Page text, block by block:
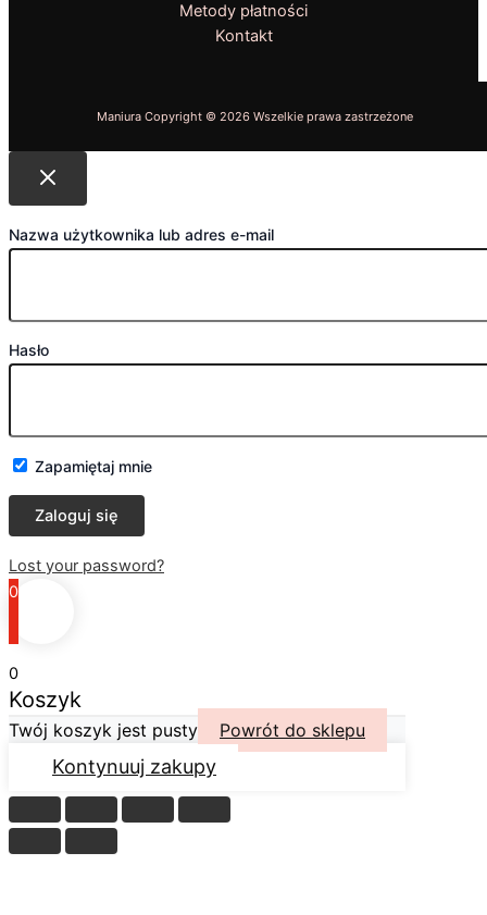
Metody płatności
Kontakt
Nazwa użytkownika lub adres e-mail
Hasło
Zapamiętaj mnie
Lost your password?
0
0
Koszyk
Twój koszyk jest pusty Powrót do sklepu
Kontynuuj zakupy